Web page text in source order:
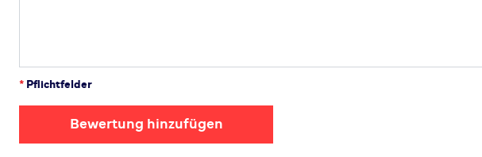
* Pflichtfelder
Bewertung hinzufügen